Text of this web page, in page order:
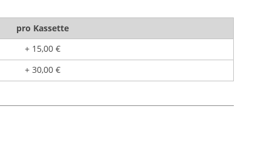
pro Kassette
+ 15,00 €
+ 30,00 €